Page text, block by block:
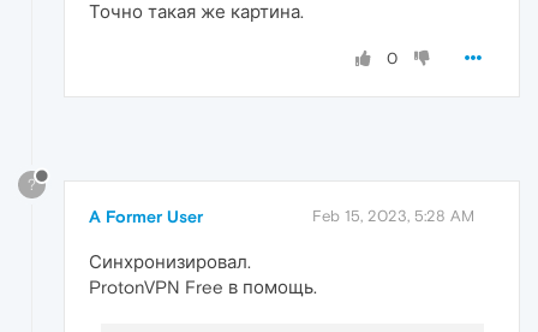
Точно такая же картина.
0
?
A Former User Feb 15, 2023, 5:28 AM
Синхронизировал.
ProtonVPN Free в помощь.